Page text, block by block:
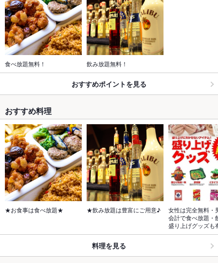
食べ放題無料！ 飲み放題無料！
おすすめポイントを見る
おすすめ料理
★お食事は食べ放題★ ★飲み放題は豊富にご用意♪
女性は完全無料・
会計で食べ放題・
盛り上げグッズ
料理を見る